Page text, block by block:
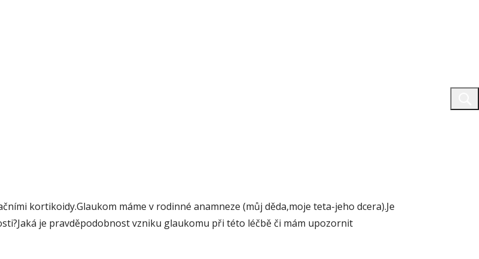
kortikoidy.Glaukom máme v rodinné anamneze (můj děda,moje teta-jeho dcera).Je
je pravděpodobnost vzniku glaukomu při této léčbě či mám upozornit